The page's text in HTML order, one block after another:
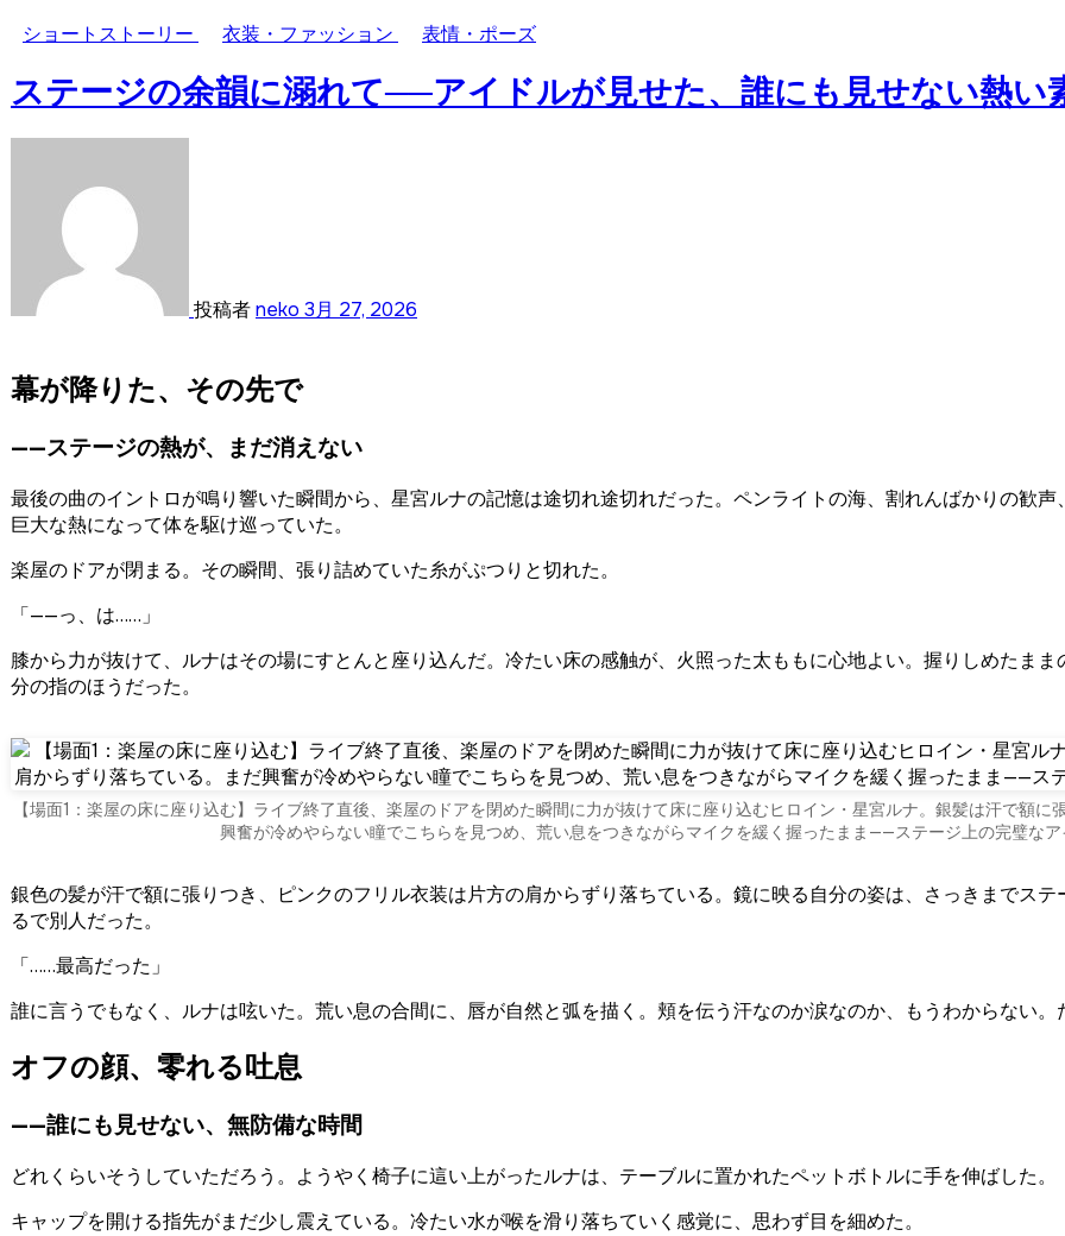
ショートストーリー
衣装・ファッション 表情・ポーズ
ステージの余韻に溺れて──アイドルが見せた、誰にも見せない熱い
投稿者neko 3月 27, 2026
幕が降りた、その先で
——ステージの熱が、まだ消えない
最後の曲のイントロが鳴り響いた瞬間から、星宮ルナの記憶は途切れ途切れだった。ペンライトの海、割れんばかりの歓声、そして自分の心臓の音。すべてが混ざり合って、ひとつの
巨大な熱になって体を駆け巡っていた。
楽屋のドアが閉まる。その瞬間、張り詰めていた糸がぷつりと切れた。
「——っ、は……」
膝から力が抜けて、ルナはその場にすとんと座り込んだ。冷たい床の感触が、火照った太ももに心地よい。握りしめたま
分の指のほうだった。
【場面1：楽屋の床に座り込む】ライブ終了直後、楽屋のドアを閉めた瞬間に力が抜けて床に座り込むヒロイン・星宮ルナ。銀髪は汗で額
興奮が冷めやらない瞳でこちらを見つめ、荒い息をつきながらマイクを緩く握ったまま——ステージ上の完璧な
銀色の髪が汗で額に張りつき、ピンクのフリル衣装は片方の肩からずり落ちている。鏡に映る自分の姿は、さっきまでス
るで別人だった。
「……最高だった」
誰に言うでもなく、ルナは呟いた。荒い息の合間に、唇が自然と弧を描く。頬を伝う汗なのか涙なのか、もうわからない
オフの顔、零れる吐息
——誰にも見せない、無防備な時間
どれくらいそうしていただろう。ようやく椅子に這い上がったルナは、テーブルに置かれたペットボトルに手を伸ばした。
キャップを開ける指先がまだ少し震えている。冷たい水が喉を滑り落ちていく感覚に、思わず目を細めた。